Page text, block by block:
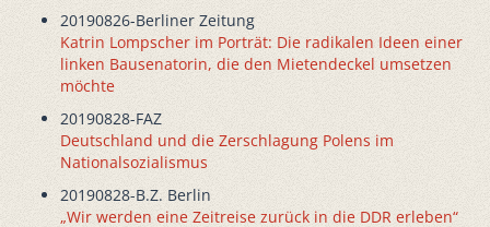
20190826-Berliner Zeitung
Katrin Lompscher im Porträt: Die radikalen Ideen einer
linken Bausenatorin, die den Mietendeckel umsetzen
möchte
20190828-FAZ
Deutschland und die Zerschlagung Polens im
Nationalsozialismus
20190828-B.Z. Berlin
„Wir werden eine Zeitreise zurück in die DDR erleben“